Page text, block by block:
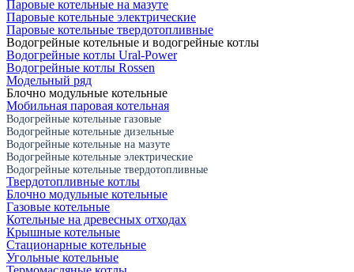
Паровые котельные на мазуте
Паровые котельные электрические
Паровые котельные твердотопливные
Водогрейные котельные и водогрейные котлы
Водогрейные котлы Ural-Power
Водогрейные котлы Rossen
Модельный ряд
Блочно модульные котельные
Мобильная паровая котельная
Водогрейные котельные газовые
Водогрейные котельные дизельные
Водогрейные котельные на мазуте
Водогрейные котельные электрические
Водогрейные котельные твердотопливные
Твердотопливные котлы
Блочно модульные котельные
Газовые котельные
Котельные на древесных отходах
Крышные котельные
Стационарные котельные
Угольные котельные